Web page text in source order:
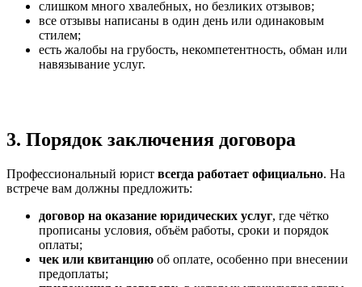
слишком много хвалебных, но безликих отзывов;
все отзывы написаны в один день или одинаковым
стилем;
есть жалобы на грубость, некомпетентность, обман или
навязывание услуг.
3. Порядок заключения договора
Профессиональный юрист всегда работает официально. На
встрече вам должны предложить:
договор на оказание юридических услуг, где чётко
прописаны условия, объём работы, сроки и порядок
оплаты;
чек или квитанцию об оплате, особенно при внесении
предоплаты;